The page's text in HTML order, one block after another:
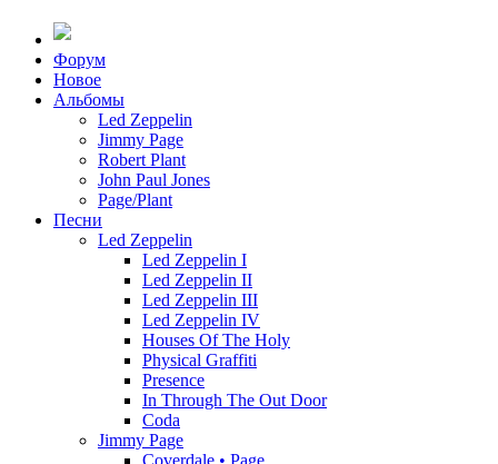
Форум
Новоe
Альбомы
Led Zeppelin
Jimmy Page
Robert Plant
John Paul Jones
Page/Plant
Песни
Led Zeppelin
Led Zeppelin I
Led Zeppelin II
Led Zeppelin III
Led Zeppelin IV
Houses Of The Holy
Physical Graffiti
Presence
In Through The Out Door
Coda
Jimmy Page
Coverdale • Page